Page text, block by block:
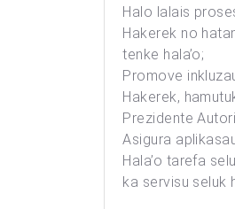
Halo lalais
Hakerek no
tenke hala’o;
Promove
Hakerek,
Prezidente
Asigura
Hala’o tarefa
ka servisu seluk